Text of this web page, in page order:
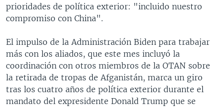
prioridades de política exterior: "incluido nuestro
compromiso con China".
El impulso de la Administración Biden para trabajar
más con los aliados, que este mes incluyó la
coordinación con otros miembros de la OTAN sobre
la retirada de tropas de Afganistán, marca un giro
tras los cuatro años de política exterior durante el
mandato del expresidente Donald Trump que se